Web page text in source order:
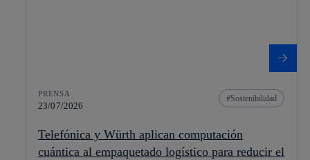
PRENSA
23/07/2026
Sostenibilidad
Telefónica y Würth aplican computación
cuántica al empaquetado logístico para reducir el